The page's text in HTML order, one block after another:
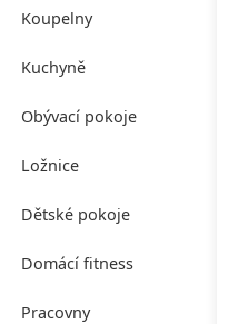
Koupelny
Kuchyně
Obývací pokoje
Ložnice
Dětské pokoje
Domácí fitness
Pracovny